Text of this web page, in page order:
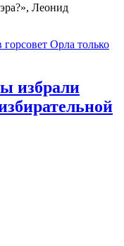
Леонид
Орла только
избрали